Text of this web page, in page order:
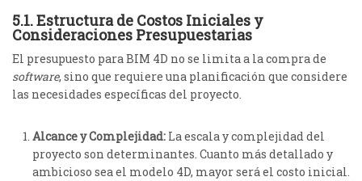
5.1. Estructura de Costos Iniciales y
Consideraciones Presupuestarias
El presupuesto para BIM 4D no se limita a la compra de
software, sino que requiere una planificación que considere
las necesidades específicas del proyecto.
Alcance y Complejidad: La escala y complejidad del
proyecto son determinantes. Cuanto más detallado y
ambicioso sea el modelo 4D, mayor será el costo inicial.